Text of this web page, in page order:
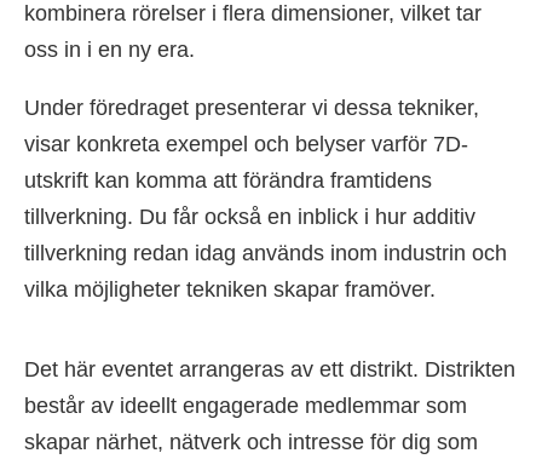
kombinera rörelser i flera dimensioner, vilket tar
oss in i en ny era.
Under föredraget presenterar vi dessa tekniker,
visar konkreta exempel och belyser varför 7D-
utskrift kan komma att förändra framtidens
tillverkning. Du får också en inblick i hur additiv
tillverkning redan idag används inom industrin och
vilka möjligheter tekniken skapar framöver.
Det här eventet arrangeras av ett distrikt. Distrikten
består av ideellt engagerade medlemmar som
skapar närhet, nätverk och intresse för dig som